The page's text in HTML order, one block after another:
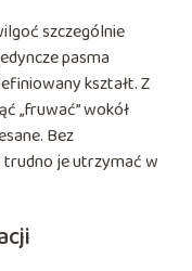
szczególnie
pasma
kształt. Z
„fruwać” wokół
Bez
trudno je utrzymać w